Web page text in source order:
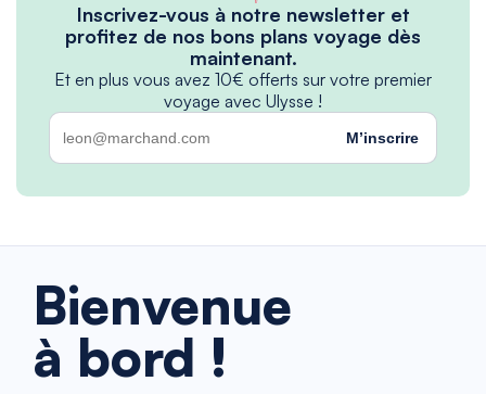
Inscrivez-vous à notre newsletter et
profitez de nos bons plans voyage dès
maintenant.
Et en plus vous avez 10€ offerts sur votre premier
voyage avec Ulysse !
M’inscrire
Bienvenue
à bord !